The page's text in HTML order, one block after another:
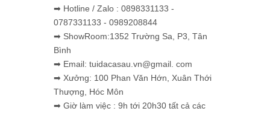
➡ Hotline / Zalo : 0898331133 -
0787331133 - 0989208844
➡ ShowRoom:1352 Trường Sa, P3, Tân
Bình
➡ Email: tuidacasau.vn@gmail. com
➡ Xưởng: 100 Phan Văn Hớn, Xuân Thới
Thượng, Hóc Môn
➡ Giờ làm việc : 9h tới 20h30 tất cả các